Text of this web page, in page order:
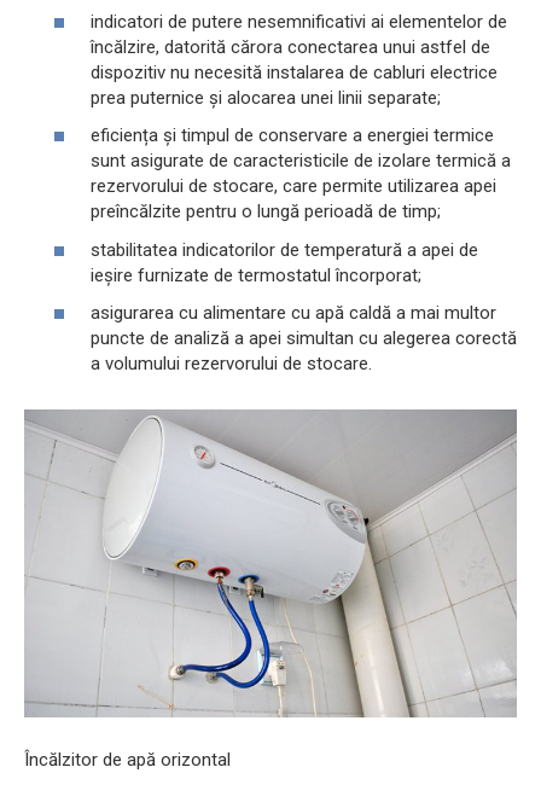
indicatori de putere nesemnificativi ai elementelor de
încălzire, datorită cărora conectarea unui astfel de
dispozitiv nu necesită instalarea de cabluri electrice
prea puternice și alocarea unei linii separate;
eficiența și timpul de conservare a energiei termice
sunt asigurate de caracteristicile de izolare termică a
rezervorului de stocare, care permite utilizarea apei
preîncălzite pentru o lungă perioadă de timp;
stabilitatea indicatorilor de temperatură a apei de
ieșire furnizate de termostatul încorporat;
asigurarea cu alimentare cu apă caldă a mai multor
puncte de analiză a apei simultan cu alegerea corectă
a volumului rezervorului de stocare.
Încălzitor de apă orizontal